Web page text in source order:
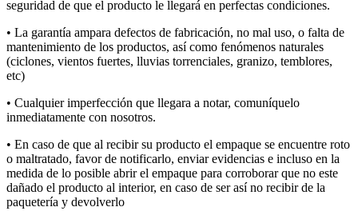
seguridad de que el producto le llegará en perfectas condiciones.
• La garantía ampara defectos de fabricación, no mal uso, o falta de
mantenimiento de los productos, así como fenómenos naturales
(ciclones, vientos fuertes, lluvias torrenciales, granizo, temblores,
etc)
• Cualquier imperfección que llegara a notar, comuníquelo
inmediatamente con nosotros.
• En caso de que al recibir su producto el empaque se encuentre roto
o maltratado, favor de notificarlo, enviar evidencias e incluso en la
medida de lo posible abrir el empaque para corroborar que no este
dañado el producto al interior, en caso de ser así no recibir de la
paquetería y devolverlo